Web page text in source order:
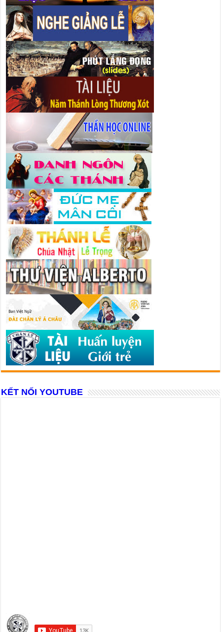
KẾT NỐI YOUTUBE